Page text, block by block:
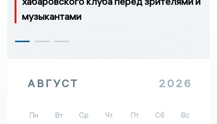
музыкантами
АВГУСТ 2026
Пн Вт Ср Чт Пт Сб
Вс